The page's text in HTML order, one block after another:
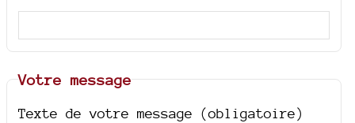
Votre message
Texte de votre message (obligatoire)